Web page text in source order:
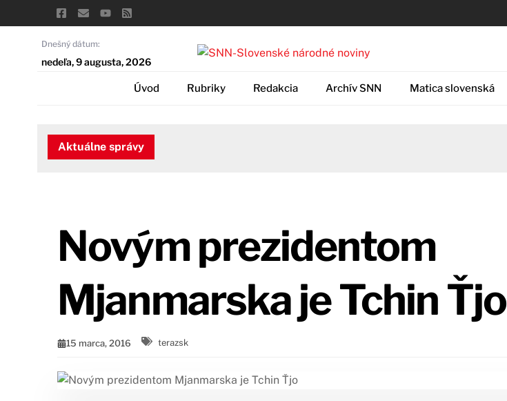
to
Dnešný dátum:
nedeľa, 9 augusta, 2026
Úvod Rubriky Redakcia Archív SNN Matica slovenská
Aktuálne správy
Novým prezidentom
Mjanmarska je Tchin Ťjo
15 marca, 2016 terazsk